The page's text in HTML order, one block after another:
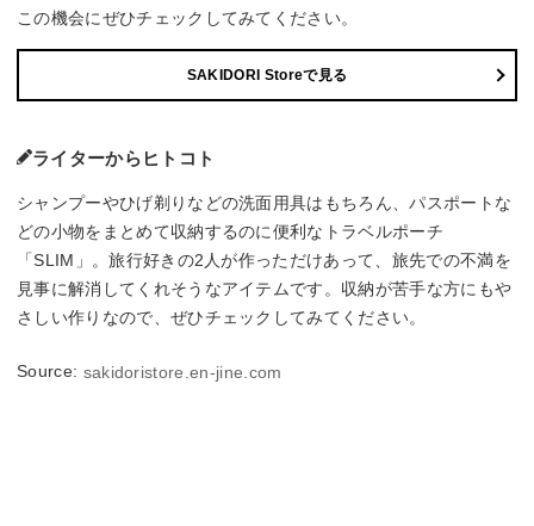
この機会にぜひチェックしてみてください。
SAKIDORI Storeで見る
ライターからヒトコト
シャンプーやひげ剃りなどの洗面用具はもちろん、パスポートな
どの小物をまとめて収納するのに便利なトラベルポーチ
「SLIM」。旅行好きの2人が作っただけあって、旅先での不満を
見事に解消してくれそうなアイテムです。収納が苦手な方にもや
さしい作りなので、ぜひチェックしてみてください。
Source: sakidoristore.en-jine.com